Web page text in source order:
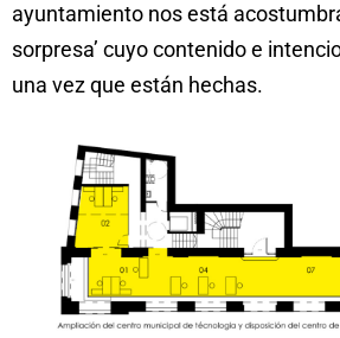
ayuntamiento nos está
sorpresa’ cuyo contenido e
una vez que están hechas.